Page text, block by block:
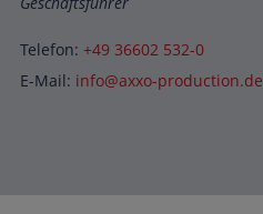
Telefon: +49 36602 532-0
E-Mail: info@axxo-production.de